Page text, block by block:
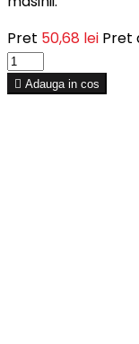
Pret 50,68 lei Pret
 Adauga in cos